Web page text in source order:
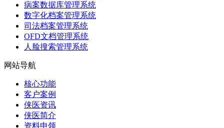
病案数据库管理系统
数字化档案管理系统
司法档案管理系统
OFD文档管理系统
人脸搜索管理系统
网站导航
核心功能
客户案例
侠医资讯
侠医简介
资料申领